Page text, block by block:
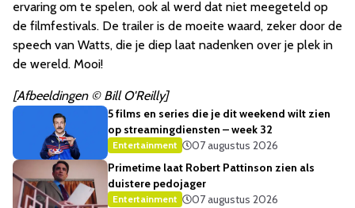
ervaring om te spelen, ook al werd dat niet meegeteld op
de filmfestivals. De trailer is de moeite waard, zeker door de
speech van Watts, die je diep laat nadenken over je plek in
de wereld. Mooi!
[Afbeeldingen © Bill O'Reilly]
5 films en series die je dit weekend wilt zien
op streamingdiensten – week 32
Entertainment
07 augustus 2026
Primetime laat Robert Pattinson zien als
duistere pedojager
Entertainment
07 augustus 2026